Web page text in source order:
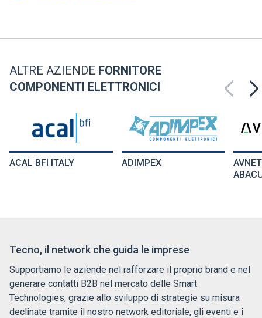
ALTRE AZIENDE FORNITORE
COMPONENTI ELETTRONICI
ACAL BFI ITALY ADIMPEX
Tecno, il network che guida le imprese
Supportiamo le aziende nel rafforzare il proprio brand e nel
generare contatti B2B nel mercato delle Smart
Technologies, grazie allo sviluppo di strategie su misura
declinate tramite il nostro network editoriale, gli eventi e i